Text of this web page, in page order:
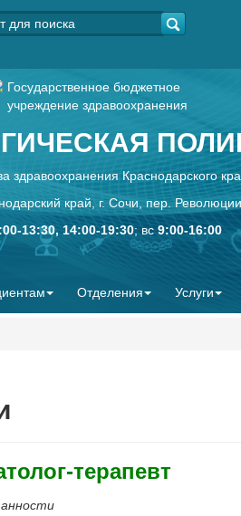
Государственное бюджетное
учреждение здравоохранения
здравоохранения Краснодарского
край, г. Сочи, пер.
13:30, 14:00-19:30; вс 9:00-16:00
Отделения Услуги
терапевт